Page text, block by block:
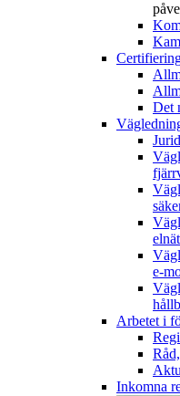
Det
elnät
e-
Arbetet i
Inkomna